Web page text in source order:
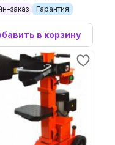
заказ Гарантия
в корзину